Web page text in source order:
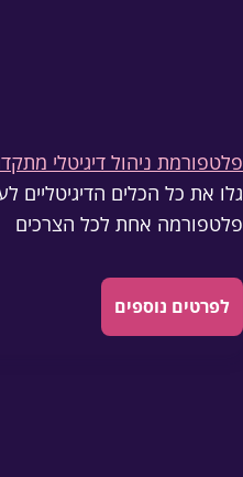
פלטפורמת ניהול דיגיטלי
גלו את כל הכלים הדיגיטליים
פלטפורמה אחת לכל הצרכים
לפרטים נוספים